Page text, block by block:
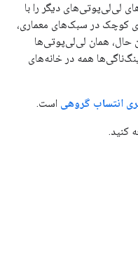
لی‌لی‌پوتی‌های دیگر را با
کوچک در سبک‌های معماری،
حال، همان لی‌لی‌پوتی‌ها
همه در خانه‌های
انتساب گروهی است.
کنید.